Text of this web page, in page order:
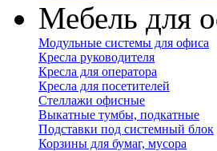
Мебель для
Модульные системы для офиса
Кресла руководителя
Кресла для оператора
Кресла для посетителей
Стеллажи офисные
Выкатные тумбы, подкатные
Подставки под системный блок
Корзины для бумаг, мусора